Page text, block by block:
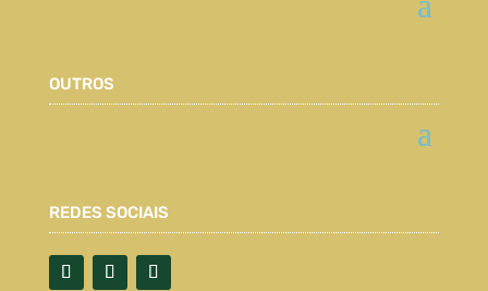
OUTROS
REDES SOCIAIS